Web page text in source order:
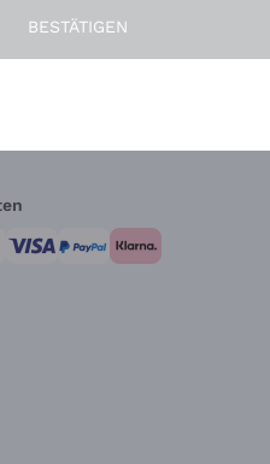
BESTÄTIGEN